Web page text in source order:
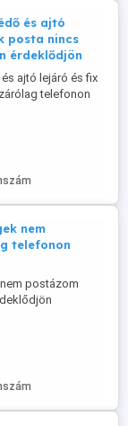
és ajtó
posta nincs
érdeklődjön
ajtó lejáró és fix
telefonon
nem
telefonon
postázom